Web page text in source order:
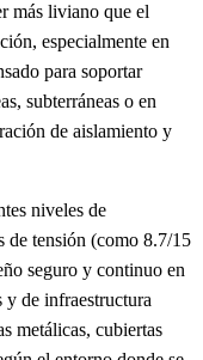
más liviano que el
especialmente en
para soportar
subterráneas o en
de aislamiento y
niveles de
de tensión (como 8.7/15
seguro y continuo en
y de infraestructura
metálicas, cubiertas